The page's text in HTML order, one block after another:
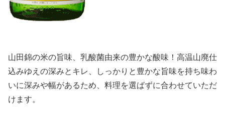
山田錦の米の旨味、乳酸菌由来の豊かな酸味！高温山廃仕
込みゆえの深みとキレ、しっかりと豊かな旨味を持ち味わ
いに深みや幅があるため、料理を選ばずに合わせていただ
けます。